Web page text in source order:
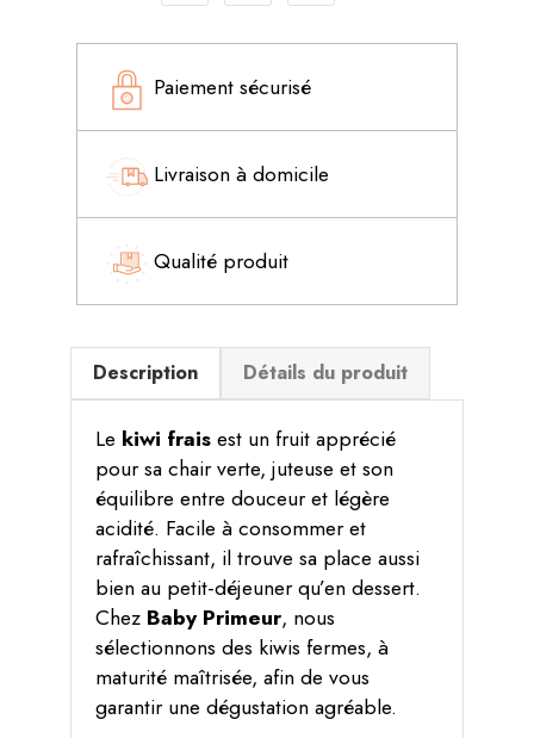
Paiement sécurisé
Livraison à domicile
Qualité produit
Description Détails du produit
Le kiwi fraisest un fruit apprécié
pour sa chair verte, juteuse et son
équilibre entre douceur et légère
acidité. Facile à consommer et
rafraîchissant, il trouve sa place aussi
bien au petit-déjeuner qu’en dessert.
Chez Baby Primeur, nous
sélectionnons des kiwis fermes, à
maturité maîtrisée, afin de vous
garantir une dégustation agréable.